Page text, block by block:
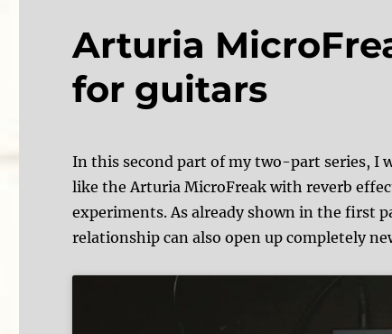
Arturia
for guitars
In this second part of my two-part series, I
like the Arturia MicroFreak with reverb
experiments. As already shown in the first
relationship can also open up completely